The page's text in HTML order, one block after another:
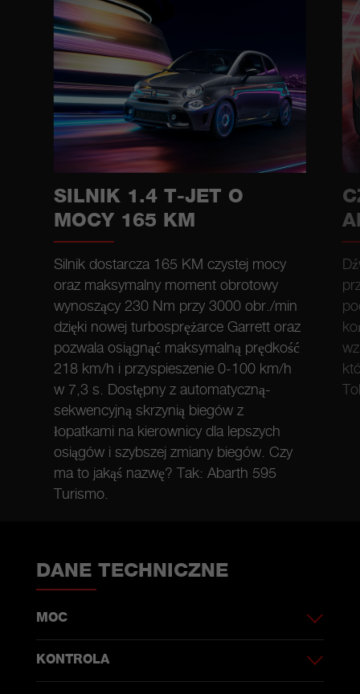
SILNIK 1.4 T-JET O
MOCY 165 KM
Silnik dostarcza 165 KM czystej mocy
oraz maksymalny moment obrotowy
wynoszący 230 Nm przy 3000 obr./min
dzięki nowej turbosprężarce Garrett oraz
pozwala osiągnąć maksymalną prędkość
218 km/h i przyspieszenie 0-100 km/h
w 7,3 s. Dostępny z automatyczną-
sekwencyjną skrzynią biegów z
łopatkami na kierownicy dla lepszych
osiągów i szybszej zmiany biegów. Czy
ma to jakąś nazwę? Tak: Abarth 595
Turismo.
DANE TECHNICZNE
MOC
KONTROLA